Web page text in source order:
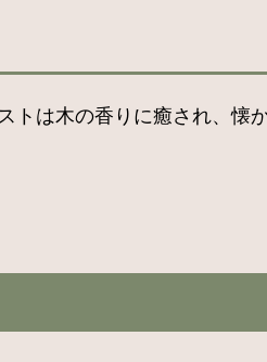
は木の香りに癒され、懐